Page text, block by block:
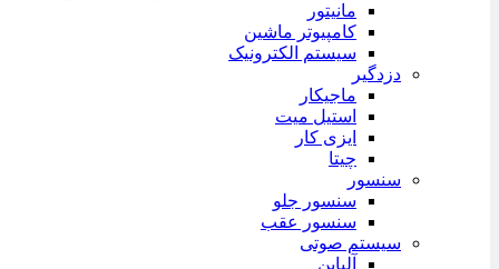
مانیتور
کامپیوتر ماشین
سیستم الکترونیک
دزدگیر
ماجیکار
استیل میت
ایزی کار
چیتا
سنسور
سنسور جلو
سنسور عقب
سیستم صوتی
آلپاین